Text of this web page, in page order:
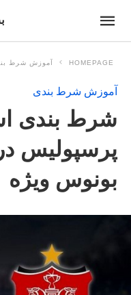
HOMEPAGE آموزش شرط
آموزش شرط بندی
شرط بندی
پرسپولیس
بونوس ویژه